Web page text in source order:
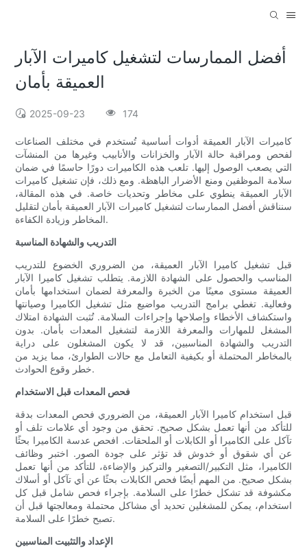
أفضل الممارسات لتشغيل كاميرات الآبار
العميقة بأمان
2025-09-23 174
كاميرات الآبار العميقة أدوات أساسية تُستخدم في مختلف الصناعات
لفحص ومراقبة حالة الآبار والخزانات والأنابيب وغيرها من المنشآت
التي يصعب الوصول إليها. تلعب هذه الكاميرات دورًا حاسمًا في ضمان
سلامة الموظفين ومنع الأضرار الباهظة. ومع ذلك، فإن تشغيل كاميرات
الآبار العميقة ينطوي على مخاطر وتحديات خاصة. في هذه المقالة،
سنناقش أفضل الممارسات لتشغيل كاميرات الآبار العميقة بأمان لتقليل
المخاطر وزيادة الكفاءة.
التدريب والشهادة المناسبة
قبل تشغيل كاميرا الآبار العميقة، من الضروري الخضوع للتدريب
المناسب والحصول على الشهادة اللازمة. يتطلب تشغيل كاميرا الآبار
العميقة مستوى معينًا من الخبرة والمعرفة لضمان استخدامها بأمان
وفعالية. تغطي برامج التدريب مواضيع مثل تشغيل الكاميرا وصيانتها
واستكشاف الأخطاء وإصلاحها وإجراءات السلامة. تُثبت الشهادة امتلاك
المشغل للمهارات والمعرفة اللازمة لتشغيل المعدات بأمان. بدون
التدريب والشهادة المناسبين، قد لا يكون المشغلون على دراية
بالمخاطر المحتملة أو بكيفية التعامل مع حالات الطوارئ، مما يزيد من
خطر وقوع الحوادث.
فحص المعدات قبل الاستخدام
قبل استخدام كاميرا الآبار العميقة، من الضروري فحص المعدات بدقة
للتأكد من أنها تعمل بشكل صحيح. تحقق من وجود أي علامات تلف أو
تآكل على الكاميرا أو الكابلات أو الملحقات. افحص عدسة الكاميرا بحثًا
عن أي شقوق أو خدوش قد تؤثر على جودة الصور. اختبر وظائف
الكاميرا، مثل التكبير/التصغير والتركيز والإضاءة، للتأكد من أنها تعمل
بشكل صحيح. من المهم أيضًا فحص الكابلات بحثًا عن أي تآكل أو أسلاك
مكشوفة قد تشكل خطرًا على السلامة. بإجراء فحص شامل قبل كل
استخدام، يمكن للمشغلين تحديد أي مشاكل محتملة ومعالجتها قبل أن
تصبح خطرًا على السلامة.
الإعداد والتثبيت المناسبين